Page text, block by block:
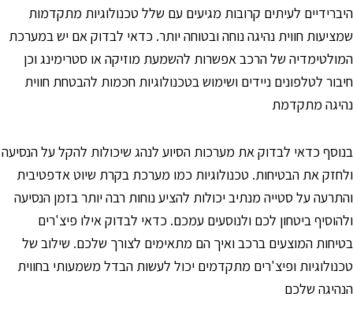
לעיתים קרובות מגיעים עם שלל טכנולוגיות מתקדמות
חווית נהיגה נוחה ובטוחה יותר. כדאי לבדוק אם יש במערכת
של הרכב אפשרות להשמעת מוזיקה או סטרימינג וכן
לטלפונים ניידים ושימוש בטכנולוגיות חכמות להבטחת חווית
מתקדמת
כדאי לבדוק את מערכות הסיוע לנהג שיכולות להקל על הנסיעה
את הבטיחות. טכנולוגיות כמו מערכת בקרת שיוט אדפטיבית
על סטייה מנתיב יכולות להציע נוחות רבה יותר בזמן הנסיעה
ביטחון לכם ולנוסעים עמכם. כדאי לבדוק אילו פיצ'רים
המוצעים ברכב ואיך הם מתאימים לצורך שלכם. שילוב של
ופיצ'רים מתקדמים יכול לעשות הבדל משמעותי בחווית
שלכם